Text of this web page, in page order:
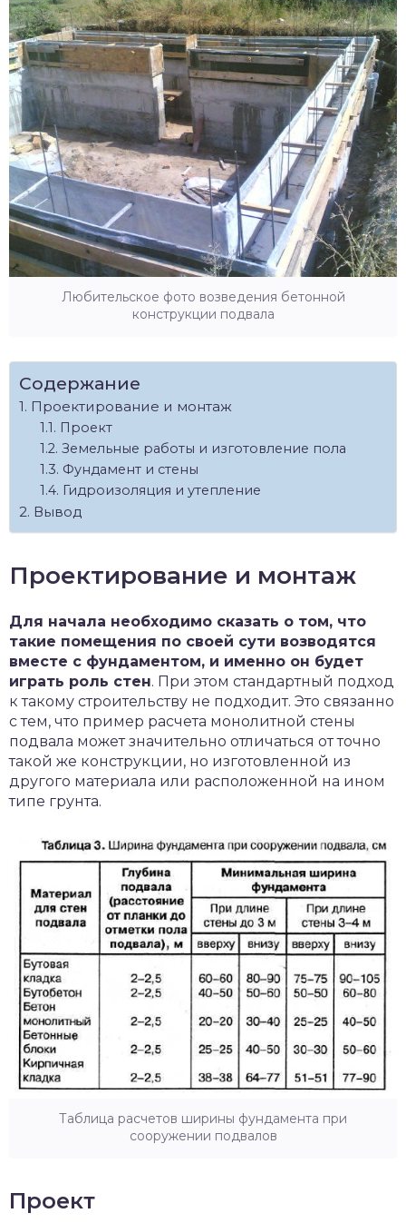
Любительское фото возведения бетонной
конструкции подвала
Содержание
Проектирование и монтаж
Проект
Земельные работы и изготовление пола
Фундамент и стены
Гидроизоляция и утепление
Вывод
Проектирование и монтаж
Для начала необходимо сказать о том, что
такие помещения по своей сути возводятся
вместе с фундаментом, и именно он будет
играть роль стен. При этом стандартный подход
к такому строительству не подходит. Это связанно
с тем, что пример расчета монолитной стены
подвала может значительно отличаться от точно
такой же конструкции, но изготовленной из
другого материала или расположенной на ином
типе грунта.
Таблица расчетов ширины фундамента при
сооружении подвалов
Проект